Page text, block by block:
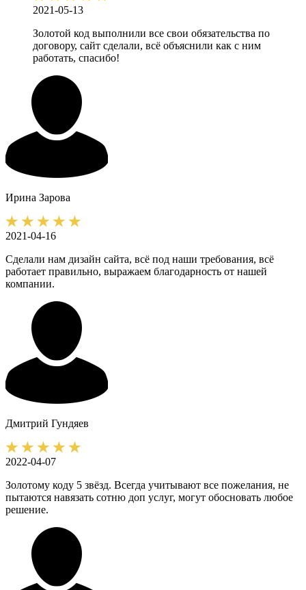
2021-05-13
Золотой код выполнили все свои обязательства по
договору, сайт сделали, всё объяснили как с ним
работать, спасибо!
Ирина Зарова
2021-04-16
Сделали нам дизайн сайта, всё под наши требования, всё
работает правильно, выражаем благодарность от нашей
компании.
Дмитрий Гундяев
2022-04-07
Золотому коду 5 звёзд. Всегда учитывают все пожелания, не
пытаются навязать сотню доп услуг, могут обосновать любое
решение.